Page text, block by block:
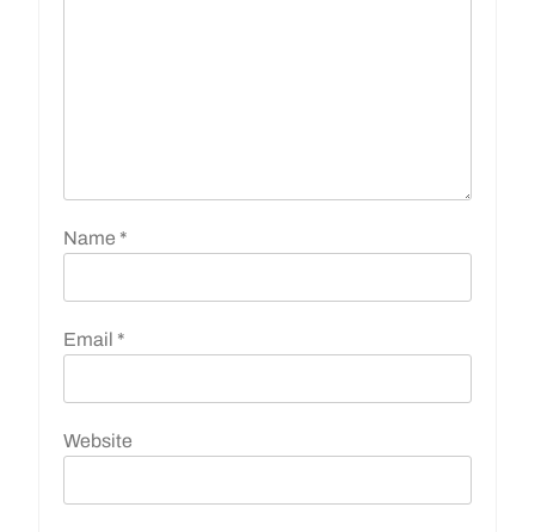
Name *
Email *
Website